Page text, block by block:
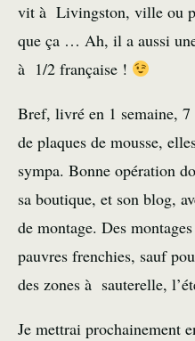
vit à Livingston, ville ou
que ça … Ah, il a aussi
à 1/2 française !
Bref, livré en 1 semaine,
de plaques de mousse,
sympa. Bonne opération
sa boutique, et son blog,
de montage. Des
pauvres frenchies, sauf
des zones à sauterelle,
Je mettrai prochainement